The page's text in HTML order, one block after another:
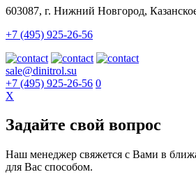
603087, г. Нижний Новгород,
+7 (495) 925-26-56
sale@dinitrol.su
+7 (495) 925-26-56 0
X
Задайте свой вопрос
Наш менеджер свяжется с Вами в
для Вас способом.